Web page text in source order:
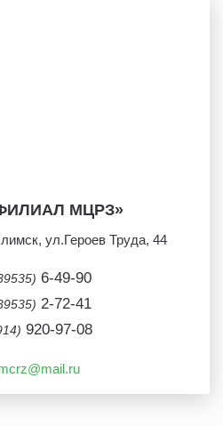
МЦРЗ»
ул.Героев Труда, 44
6-49-90
2-72-41
920-97-08